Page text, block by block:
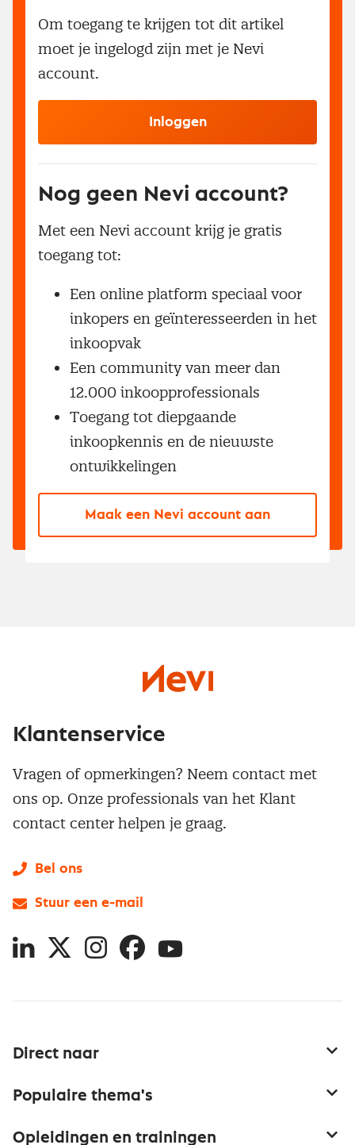
Om toegang te krijgen tot dit artikel
moet je ingelogd zijn met je Nevi
account.
Inloggen
Nog geen Nevi account?
Met een Nevi account krijg je gratis
toegang tot:
Een online platform speciaal voor
inkopers en geïnteresseerden in het
inkoopvak
Een community van meer dan
12.000 inkoopprofessionals
Toegang tot diepgaande
inkoopkennis en de nieuwste
ontwikkelingen
Maak een Nevi account aan
Direct naar
Populaire thema's
Opleidingen en trainingen
Klantenservice
Vragen of opmerkingen? Neem contact met
ons op. Onze professionals van het Klant
contact center helpen je graag.
Bel ons
Stuur een e-mail
LinkedIn
X InstagramFacebookYouTube